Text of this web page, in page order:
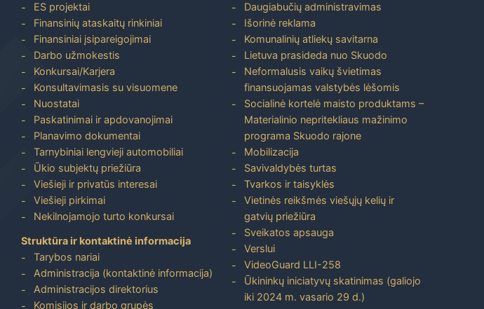
ES projektai
Finansinių ataskaitų rinkiniai
Finansiniai įsipareigojimai
Darbo užmokestis
Konkursai/Karjera
Konsultavimasis su visuomene
Nuostatai
Paskatinimai ir apdovanojimai
Planavimo dokumentai
Tarnybiniai lengvieji automobiliai
Ūkio subjektų priežiūra
Viešieji ir privatūs interesai
Viešieji pirkimai
Nekilnojamojo turto konkursai
Struktūra ir kontaktinė informacija
Tarybos nariai
Administracija (kontaktinė informacija)
Administracijos direktorius
Komisijos ir darbo grupės
Daugiabučių administravimas
Išorinė reklama
Komunalinių atliekų savitarna
Lietuva prasideda nuo Skuodo
Neformalusis vaikų švietimas
finansuojamas valstybės lėšomis
Socialinė kortelė maisto produktams –
Materialinio nepritekliaus mažinimo
programa Skuodo rajone
Mobilizacija
Savivaldybės turtas
Tvarkos ir taisyklės
Vietinės reikšmės viešųjų kelių ir
gatvių priežiūra
Sveikatos apsauga
Verslui
VideoGuard LLI-258
Ūkininkų iniciatyvų skatinimas (galiojo
iki 2024 m. vasario 29 d.)